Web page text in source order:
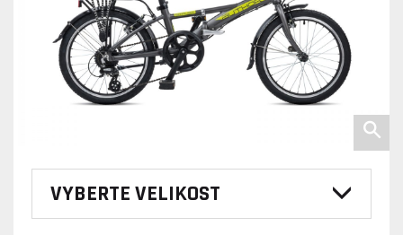
VYBERTE VELIKOST